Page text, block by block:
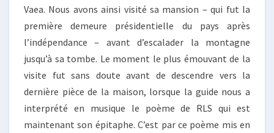
Vaea. Nous avons ainsi visité sa mansion – qui fut la
première demeure présidentielle du pays après
l’indépendance – avant d’escalader la montagne
jusqu’à sa tombe. Le moment le plus émouvant de la
visite fut sans doute avant de descendre vers la
dernière pièce de la maison, lorsque la guide nous a
interprété en musique le poème de RLS qui est
maintenant son épitaphe. C’est par ce poème mis en